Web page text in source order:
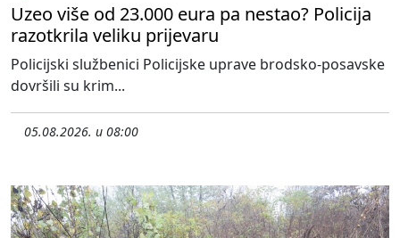
Uzeo više od 23.000 eura pa nestao? Policija
razotkrila veliku prijevaru
Policijski službenici Policijske uprave brodsko-posavske
dovršili su krim...
05.08.2026. u 08:00